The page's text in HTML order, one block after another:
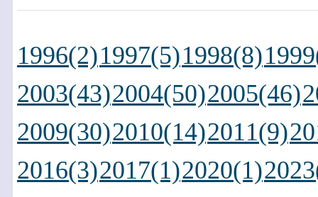
1996(2)1997(5)1998(8)
2003(43)2004(50)2005(46)
2009(30)2010(14)2011(9)
2016(3)2017(1)2020(1)